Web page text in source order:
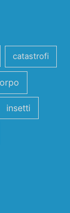
catastrofi
insetti